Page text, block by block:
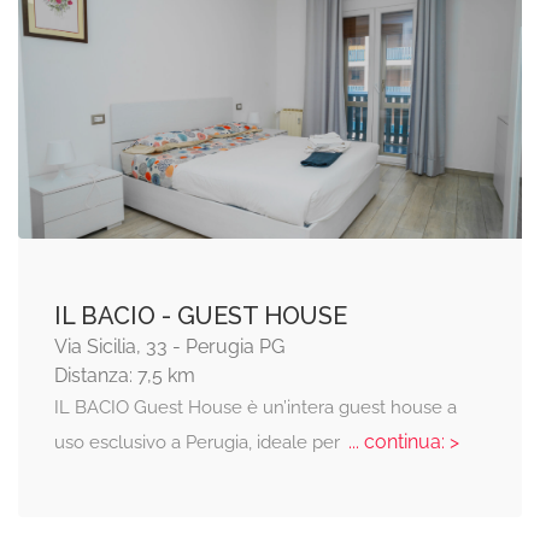
IL BACIO - GUEST HOUSE
Via Sicilia, 33 - Perugia PG
Distanza: 7,5 km
IL BACIO Guest House è un’intera guest house a
uso esclusivo a Perugia, ideale per... continua: >